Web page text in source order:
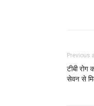
Previous
टीबी रोग
सेवन से